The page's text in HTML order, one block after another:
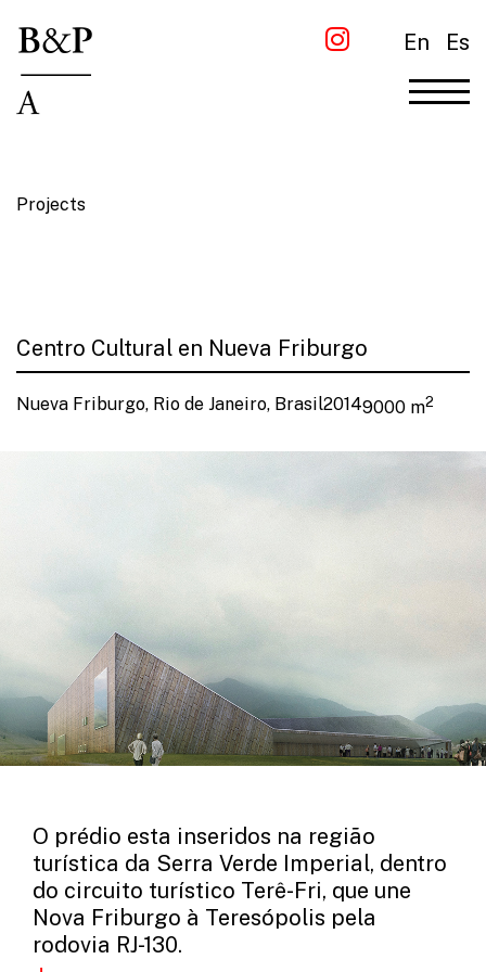
En Es
Projects
Centro Cultural en Nueva Friburgo
Nueva Friburgo, Rio de Janeiro, Brasil20149000 m2
O prédio esta inseridos na região
turística da Serra Verde Imperial, dentro
do circuito turístico Terê-Fri, que une
Nova Friburgo à Teresópolis pela
rodovia RJ-130.